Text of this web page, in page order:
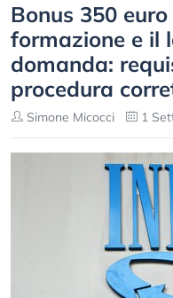
Bonus 350
formazione e il
domanda:
procedura
Simone Micocci 1